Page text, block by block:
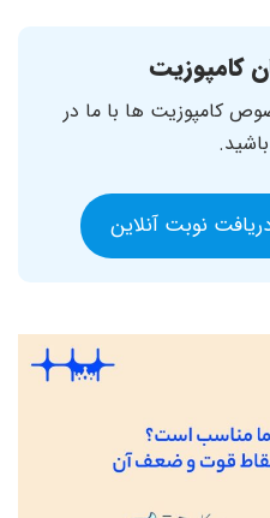
کامپوزیت
کامپوزیت ها با ما در
نوبت آنلاین